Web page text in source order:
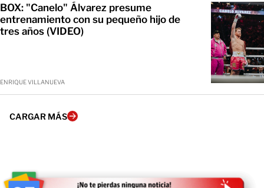
BOX: "Canelo" Álvarez presume
entrenamiento con su pequeño hijo de
tres años (VIDEO)
ENRIQUE VILLANUEVA
CARGAR MÁS